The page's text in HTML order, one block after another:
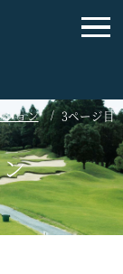
ション 3ページ目